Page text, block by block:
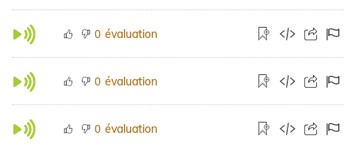
0 évaluation
0 évaluation
0 évaluation